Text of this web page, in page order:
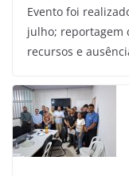
Evento foi
julho; reportagem
recursos e